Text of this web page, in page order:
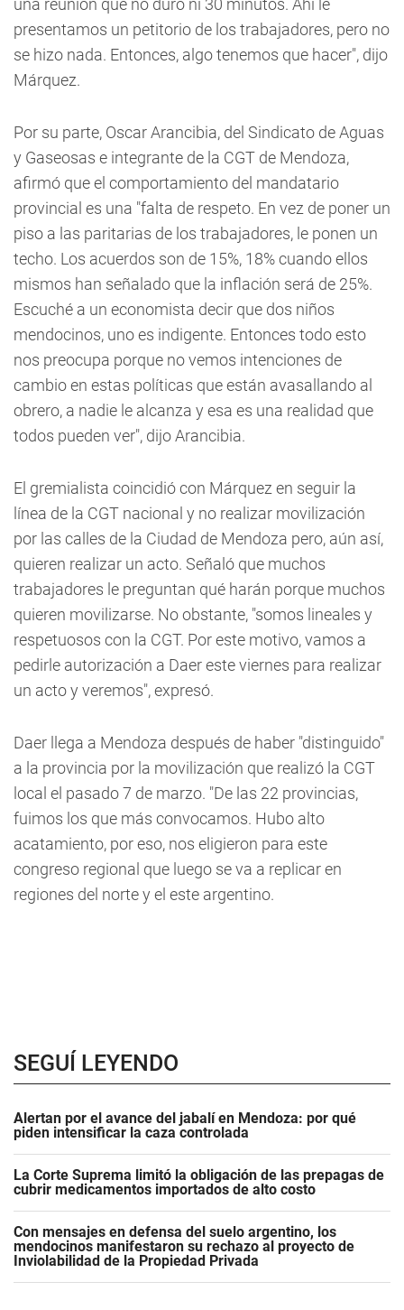
una reunión que no duró ni 30 minutos. Ahí le
presentamos un petitorio de los trabajadores, pero no
se hizo nada. Entonces, algo tenemos que hacer", dijo
Márquez.
Por su parte, Oscar Arancibia, del Sindicato de Aguas
y Gaseosas e integrante de la CGT de Mendoza,
afirmó que el comportamiento del mandatario
provincial es una "falta de respeto. En vez de poner un
piso a las paritarias de los trabajadores, le ponen un
techo. Los acuerdos son de 15%, 18% cuando ellos
mismos han señalado que la inflación será de 25%.
Escuché a un economista decir que dos niños
mendocinos, uno es indigente. Entonces todo esto
nos preocupa porque no vemos intenciones de
cambio en estas políticas que están avasallando al
obrero, a nadie le alcanza y esa es una realidad que
todos pueden ver", dijo Arancibia.
El gremialista coincidió con Márquez en seguir la
línea de la CGT nacional y no realizar movilización
por las calles de la Ciudad de Mendoza pero, aún así,
quieren realizar un acto. Señaló que muchos
trabajadores le preguntan qué harán porque muchos
quieren movilizarse. No obstante, "somos lineales y
respetuosos con la CGT. Por este motivo, vamos a
pedirle autorización a Daer este viernes para realizar
un acto y veremos", expresó.
Daer llega a Mendoza después de haber "distinguido"
a la provincia por la movilización que realizó la CGT
local el pasado 7 de marzo. "De las 22 provincias,
fuimos los que más convocamos. Hubo alto
acatamiento, por eso, nos eligieron para este
congreso regional que luego se va a replicar en
regiones del norte y el este argentino.
SEGUÍ LEYENDO
Alertan por el avance del jabalí en Mendoza: por qué
piden intensificar la caza controlada
La Corte Suprema limitó la obligación de las prepagas de
cubrir medicamentos importados de alto costo
Con mensajes en defensa del suelo argentino, los
mendocinos manifestaron su rechazo al proyecto de
Inviolabilidad de la Propiedad Privada